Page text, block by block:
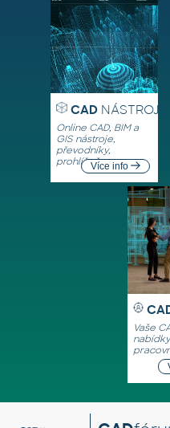
CADNÁSTROJE
Online CAD, BIM a
GIS nástroje,
převodníky,
prohlížečeVíce info
Vaše